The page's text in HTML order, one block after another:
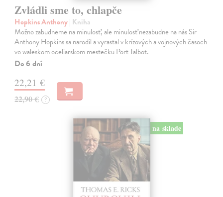
Zvládli sme to, chlapče
Hopkins Anthony| Kniha
Možno zabudneme na minulosť, ale minulosť nezabudne na nás Sir
Anthony Hopkins sa narodil a vyrastal v krízových a vojnových časoch
vo waleskom oceliarskom mestečku Port Talbot.
Do 6 dní
22,21 €
22,90 € ?
na sklade